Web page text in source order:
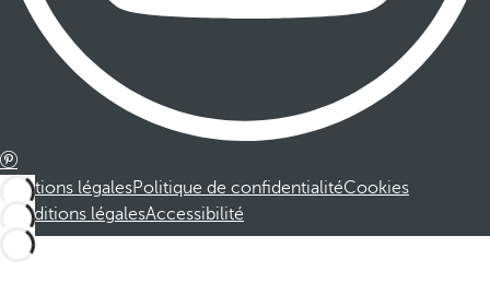
Mentions légalesPolitique de confidentialitéCookies
Conditions légalesAccessibilité